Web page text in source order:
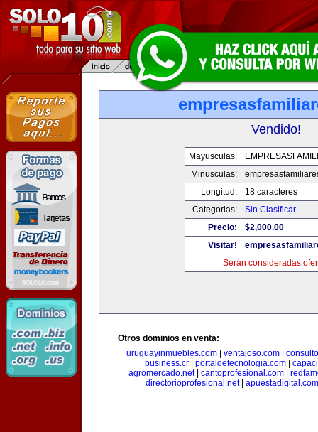
Vendido!
Mayusculas:
Minusculas:
Longitud:
18 caracteres
Categorias:
Sin Clasificar
Precio:
$2,000.00
Visitar!
Serán consideradas
Otros dominios en venta:
uruguayinmuebles.com
ventajoso.com
business.cr
portaldetecnologia.com
agromercado.net| cantoprofesional.com
directorioprofesional.net| apuestadigital.com